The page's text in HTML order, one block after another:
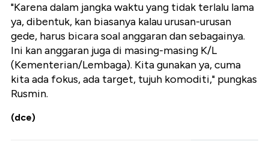
"Karena dalam jangka waktu yang tidak terlalu lama
ya, dibentuk, kan biasanya kalau urusan-urusan
gede, harus bicara soal anggaran dan sebagainya.
Ini kan anggaran juga di masing-masing K/L
(Kementerian/Lembaga). Kita gunakan ya, cuma
kita ada fokus, ada target, tujuh komoditi," pungkas
Rusmin.
(dce)